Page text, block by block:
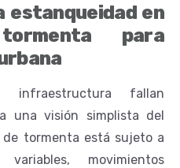
estanqueidad en
para
infraestructura fallan
una visión simplista del
tormenta está sujeto a
variables, movimientos